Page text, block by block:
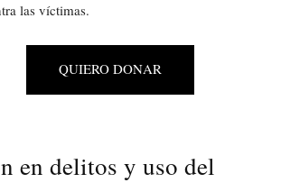
las víctimas.
QUIERO DONAR
en delitos y uso del